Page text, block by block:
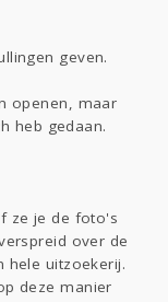
geven.
openen, maar
heb gedaan.
ze je de foto's
over de
hele uitzoekerij.
deze manier